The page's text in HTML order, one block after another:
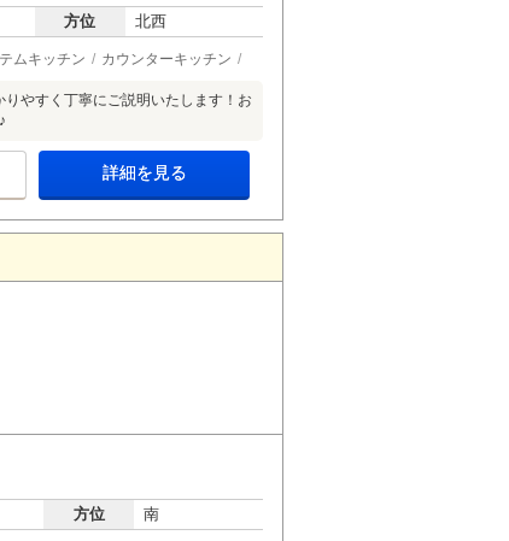
方位 北西
ムキッチン カウンターキッチン
やすく丁寧にご説明いたします！お
詳細を見る
方位 南